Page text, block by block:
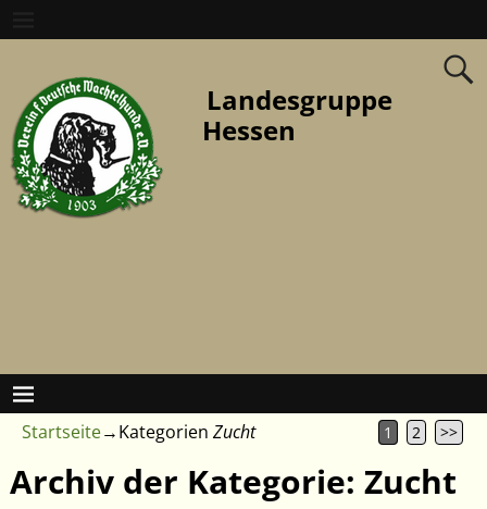
Landesgruppe
Hessen
Startseite→Kategorien Zucht 1 2 >>
Archiv der Kategorie: Zucht